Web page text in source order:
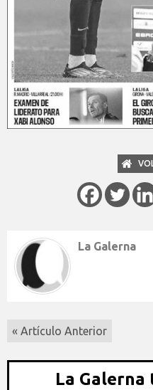
La Galerna
« Artículo Anterior
La